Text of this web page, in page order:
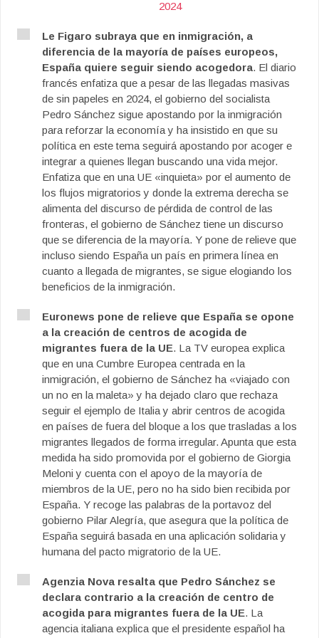
2024
Le Figaro subraya que en inmigración, a
diferencia de la mayoría de países europeos,
España quiere seguir siendo acogedora. El diario
francés enfatiza que a pesar de las llegadas masivas
de sin papeles en 2024, el gobierno del socialista
Pedro Sánchez sigue apostando por la inmigración
para reforzar la economía y ha insistido en que su
política en este tema seguirá apostando por acoger e
integrar a quienes llegan buscando una vida mejor.
Enfatiza que en una UE «inquieta» por el aumento de
los flujos migratorios y donde la extrema derecha se
alimenta del discurso de pérdida de control de las
fronteras, el gobierno de Sánchez tiene un discurso
que se diferencia de la mayoría. Y pone de relieve que
incluso siendo España un país en primera línea en
cuanto a llegada de migrantes, se sigue elogiando los
beneficios de la inmigración.
Euronews pone de relieve que España se opone
a la creación de centros de acogida de
migrantes fuera de la UE. La TV europea explica
que en una Cumbre Europea centrada en la
inmigración, el gobierno de Sánchez ha «viajado con
un no en la maleta» y ha dejado claro que rechaza
seguir el ejemplo de Italia y abrir centros de acogida
en países de fuera del bloque a los que trasladas a los
migrantes llegados de forma irregular. Apunta que esta
medida ha sido promovida por el gobierno de Giorgia
Meloni y cuenta con el apoyo de la mayoría de
miembros de la UE, pero no ha sido bien recibida por
España. Y recoge las palabras de la portavoz del
gobierno Pilar Alegría, que asegura que la política de
España seguirá basada en una aplicación solidaria y
humana del pacto migratorio de la UE.
Agenzia Nova resalta que Pedro Sánchez se
declara contrario a la creación de centro de
acogida para migrantes fuera de la UE. La
agencia italiana explica que el presidente español ha